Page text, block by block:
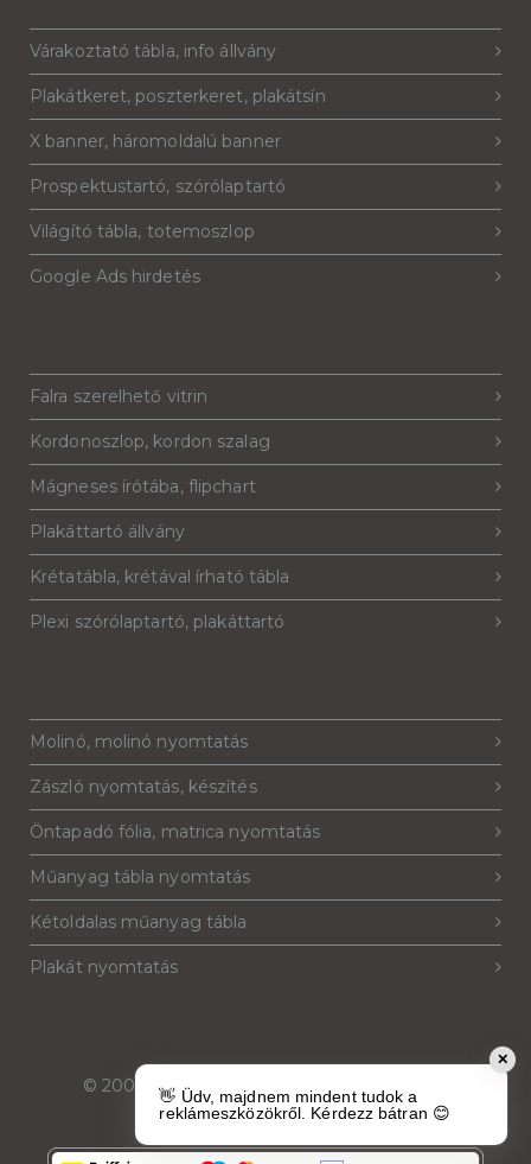
Várakoztató tábla, info állvány
Plakátkeret, poszterkeret, plakátsín
X banner, háromoldalú banner
Prospektustartó, szórólaptartó
Világító tábla, totemoszlop
Google Ads hirdetés
Falra szerelhető vitrin
Kordonoszlop, kordon szalag
Mágneses írótába, flipchart
Plakáttartó állvány
Krétatábla, krétával írható tábla
Plexi szórólaptartó, plakáttartó
Molinó, molinó nyomtatás
Zászló nyomtatás, készítés
Öntapadó fólia, matrica nyomtatás
Műanyag tábla nyomtatás
Kétoldalas műanyag tábla
Plakát nyomtatás
© 2007-2026 Reklámeszköz.hu
. Minden jog
fenntartva.
✕
👋 Üdv, majdnem mindent tudok a
reklámeszközökről. Kérdezz bátran 😊